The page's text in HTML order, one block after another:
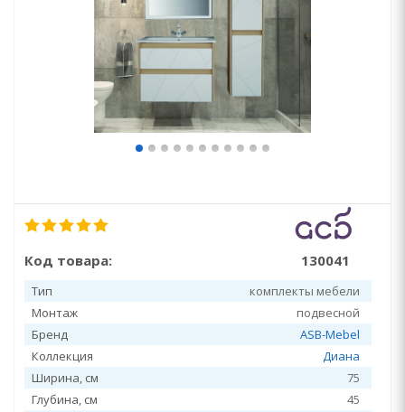
Код товара: 130041
Тип
комплекты мебели
Монтаж
подвесной
Бренд
ASB-Mebel
Коллекция
Диана
Ширина, см
75
Глубина, см
45